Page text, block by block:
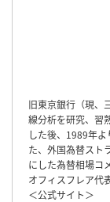
旧東京銀行（現、
線分析を研究、習
した後、1989年
た、外国為替スト
にした為替相場コ
オフィスフレア代表
＜公式サイト＞